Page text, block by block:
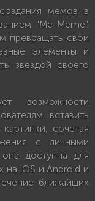
мемов в
"Me Meme".
превращать свои
элементы и
звездой своего
возможности
вставить
сочетая
с личными
доступна для
на iOS и Android и
ближайших